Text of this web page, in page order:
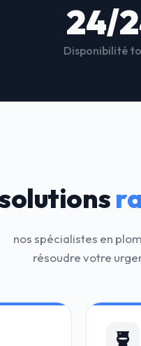
24/
Disponibilité
nos spécialistes en
résoudre votre